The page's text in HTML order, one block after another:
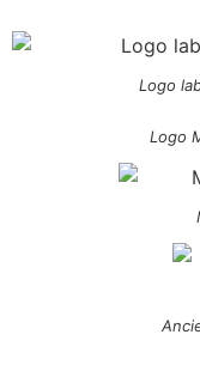
Logo
Logo